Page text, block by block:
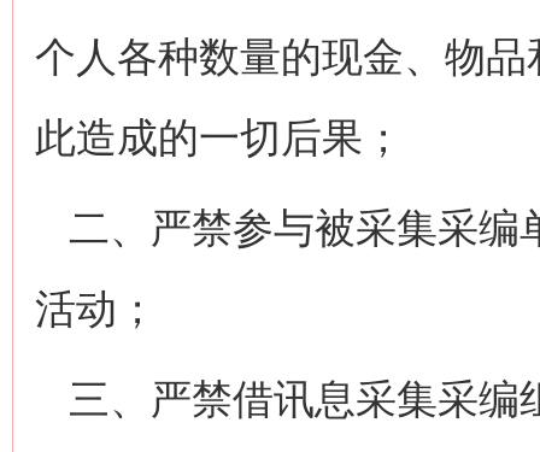
个人各种数量的现金、物
此造成的一切后果；
二、严禁参与被采集采编
活动；
三、严禁借讯息采集采